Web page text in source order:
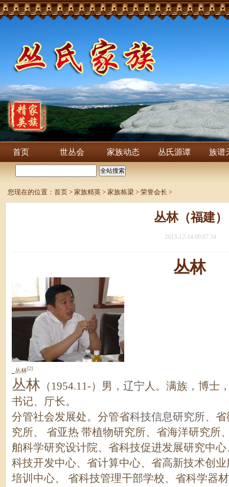
首页 世丛会 家族动态 丛氏源谭 族谱
您现在的位置： 首页 > 家族精英 > 家族栋梁 > 荣誉会长 >
丛林（福建）
2013-12-14 09:07:34
丛林
丛林[2]
丛林 （1954.11-）男， 辽宁人。满族，博士
书记、厅长。
分管社会发展处。分管省科技信息研究所、
究所、 省亚热 带植物研究所、省海洋研究所
舶科学研究设计院、省科技促进发展研究中
科技开发中心、省计算中心、省高新技术创
培训中心、 省科技管理干部学校、省科学器